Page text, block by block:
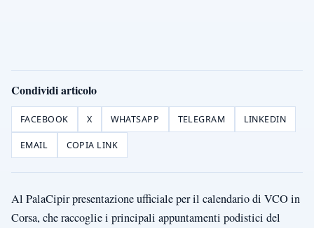
Condividi articolo
FACEBOOK X WHATSAPP TELEGRAM LINKEDIN
EMAIL COPIA LINK
Al PalaCipir presentazione ufficiale per il calendario di VCO in
Corsa, che raccoglie i principali appuntamenti podistici del